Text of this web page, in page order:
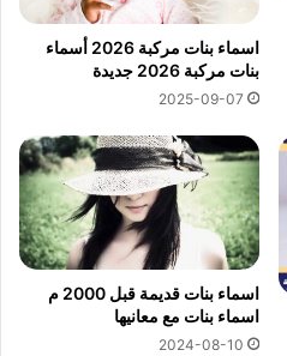
اسماء بنات مركبة 2026 أسماء
بنات مركبة 2026 جديدة
2025-09-07
اسماء بنات قديمة قبل 2000 م
اسماء بنات مع معانيها
2024-08-10